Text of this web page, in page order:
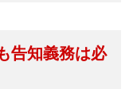
告知義務は必